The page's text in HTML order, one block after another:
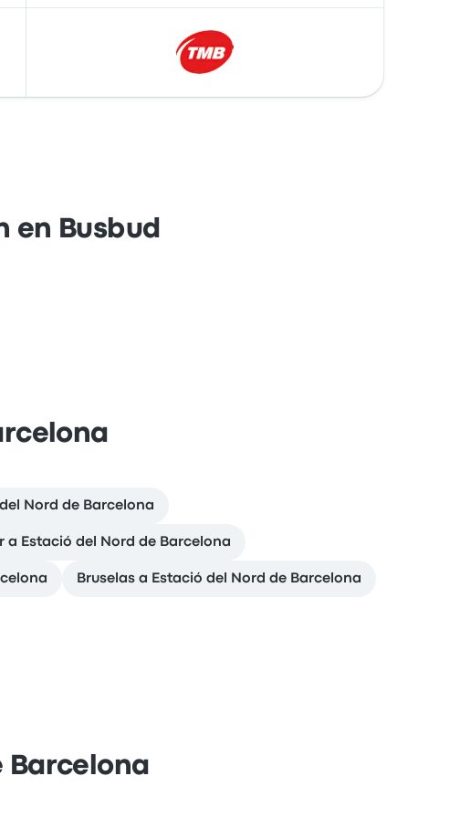
en Busbud
Nord de Barcelona
a Estació del Nord de Barcelona
Bruselas a Estació del Nord de Barcelona
Barcelona